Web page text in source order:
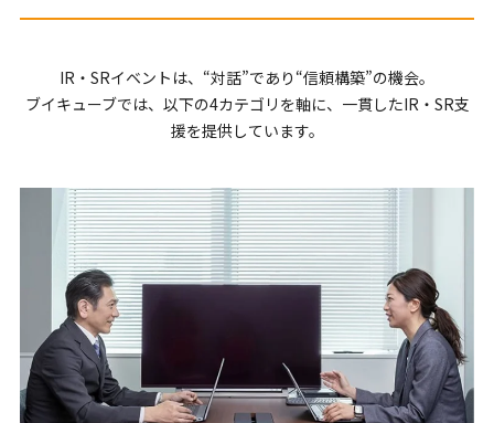
IR・SRイベントは、“対話”であり“信頼構築”の機会。
ブイキューブでは、以下の4カテゴリを軸に、一貫したIR・SR支
援を提供しています。